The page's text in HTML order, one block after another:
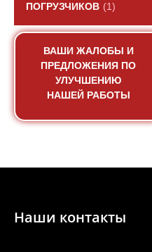
ПОГРУЗЧИКОВ (1)
ВАШИ ЖАЛОБЫ И
ПРЕДЛОЖЕНИЯ ПО
УЛУЧШЕНИЮ
НАШЕЙ РАБОТЫ
Наши контакты